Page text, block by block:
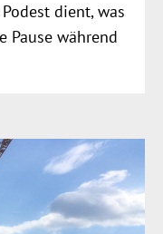
dient, was
Pause während